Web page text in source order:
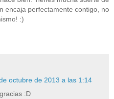
encaja perfectamente contigo, no
:)
octubre de 2013 a las 1:14
:D